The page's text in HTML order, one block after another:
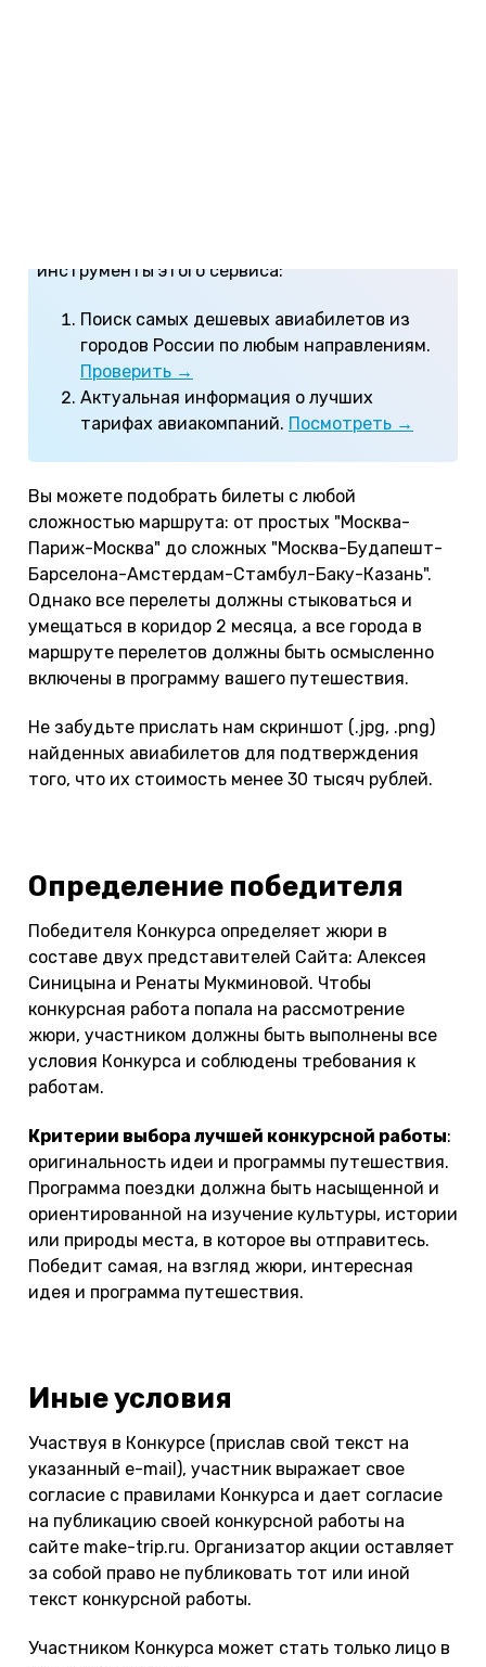
инструменты этого сервиса:
Поиск самых дешевых авиабилетов из
городов России по любым направлениям.
Проверить →
Актуальная информация о лучших
тарифах авиакомпаний. Посмотреть →
Вы можете подобрать билеты с любой
сложностью маршрута: от простых "Москва-
Париж-Москва" до сложных "Москва-Будапешт-
Барселона-Амстердам-Стамбул-Баку-Казань".
Однако все перелеты должны стыковаться и
умещаться в коридор 2 месяца, а все города в
маршруте перелетов должны быть осмысленно
включены в программу вашего путешествия.
Не забудьте прислать нам скриншот (.jpg, .png)
найденных авиабилетов для подтверждения
того, что их стоимость менее 30 тысяч рублей.
Определение победителя
Победителя Конкурса определяет жюри в
составе двух представителей Сайта: Алексея
Синицына и Ренаты Мукминовой. Чтобы
конкурсная работа попала на рассмотрение
жюри, участником должны быть выполнены все
условия Конкурса и соблюдены требования к
работам.
Критерии выбора лучшей конкурсной работы:
оригинальность идеи и программы путешествия.
Программа поездки должна быть насыщенной и
ориентированной на изучение культуры, истории
или природы места, в которое вы отправитесь.
Победит самая, на взгляд жюри, интересная
идея и программа путешествия.
Иные условия
Участвуя в Конкурсе (прислав свой текст на
указанный e-mail), участник выражает свое
согласие с правилами Конкурса и дает согласие
на публикацию своей конкурсной работы на
сайте make-trip.ru. Организатор акции оставляет
за собой право не публиковать тот или иной
текст конкурсной работы.
Участником Конкурса может стать только лицо в